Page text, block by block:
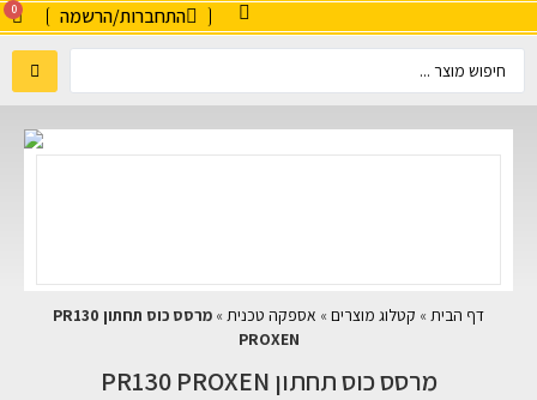
התחברות/הרשמה 0
דף הבית » קטלוג מוצרים » אספקה טכנית »
מרסס כוס תחתון PR130
PROXEN
מרסס כוס תחתון PR130 PROXEN